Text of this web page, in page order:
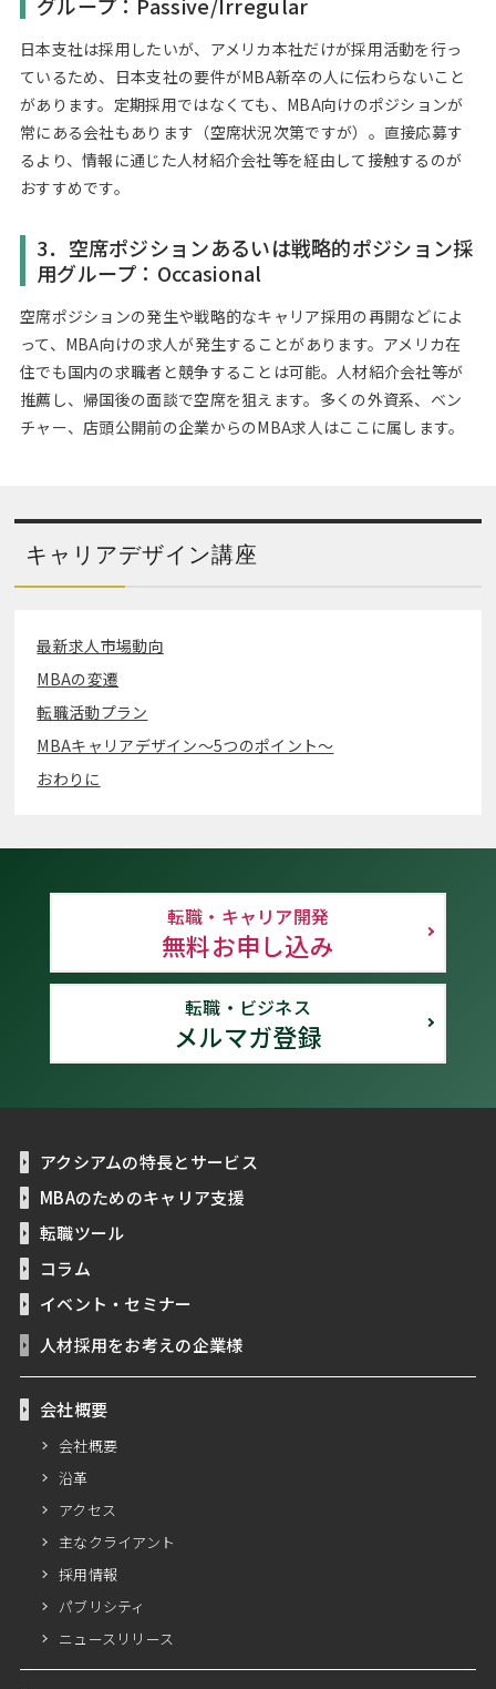
日本支社は採用したいが、アメリカ本社だけが採用活動を行っ
ているため、日本支社の要件がMBA新卒の人に伝わらないこと
があります。定期採用ではなくても、MBA向けのポジションが
常にある会社もあります（空席状況次第ですが）。直接応募す
るより、情報に通じた人材紹介会社等を経由して接触するのが
おすすめです。
3．空席ポジションあるいは戦略的ポジション採
用グループ：Occasional
空席ポジションの発生や戦略的なキャリア採用の再開などによ
って、MBA向けの求人が発生することがあります。アメリカ在
住でも国内の求職者と競争することは可能。人材紹介会社等が
推薦し、帰国後の面談で空席を狙えます。多くの外資系、ベン
チャー、店頭公開前の企業からのMBA求人はここに属します。
キャリアデザイン講座
最新求人市場動向
MBAの変遷
転職活動プラン
MBAキャリアデザイン～5つのポイント～
おわりに
転職・キャリア開発
無料お申し込み
転職・ビジネス
メルマガ登録
アクシアムの特長とサービス
MBAのためのキャリア支援
転職ツール
コラム
イベント・セミナー
人材採用をお考えの企業様
会社概要
会社概要
沿革
アクセス
主なクライアント
採用情報
パブリシティ
ニュースリリース